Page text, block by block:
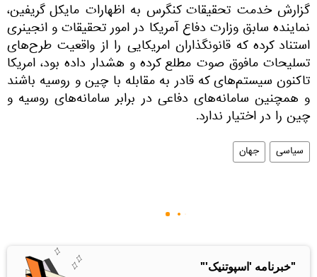
گزارش خدمت تحقیقات کنگرس به اظهارات مایکل گریفین،
نماینده سابق وزارت دفاع آمریکا در امور تحقیقات و انجینری
استناد کرده که قانونگذاران امریکایی را از واقعیت طرح‌های
تسلیحات مافوق صوت مطلع کرده و هشدار داده بود، امریکا
تاکنون سیستم‌های که قادر به مقابله با چین و روسیه باشند
و همچنین سامانه‌های دفاعی در برابر سامانه‌های روسیه و
چین را در اختیار ندارد.
سیاسی جهان
"خبرنامه 'اسپوتنیک'"